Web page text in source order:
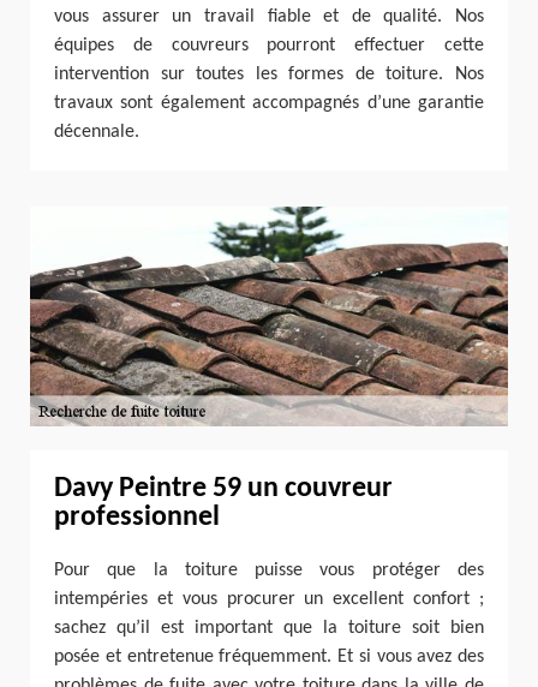
vous assurer un travail fiable et de qualité. Nos
équipes de couvreurs pourront effectuer cette
intervention sur toutes les formes de toiture. Nos
travaux sont également accompagnés d’une garantie
décennale.
Davy Peintre 59 un couvreur
professionnel
Pour que la toiture puisse vous protéger des
intempéries et vous procurer un excellent confort ;
sachez qu’il est important que la toiture soit bien
posée et entretenue fréquemment. Et si vous avez des